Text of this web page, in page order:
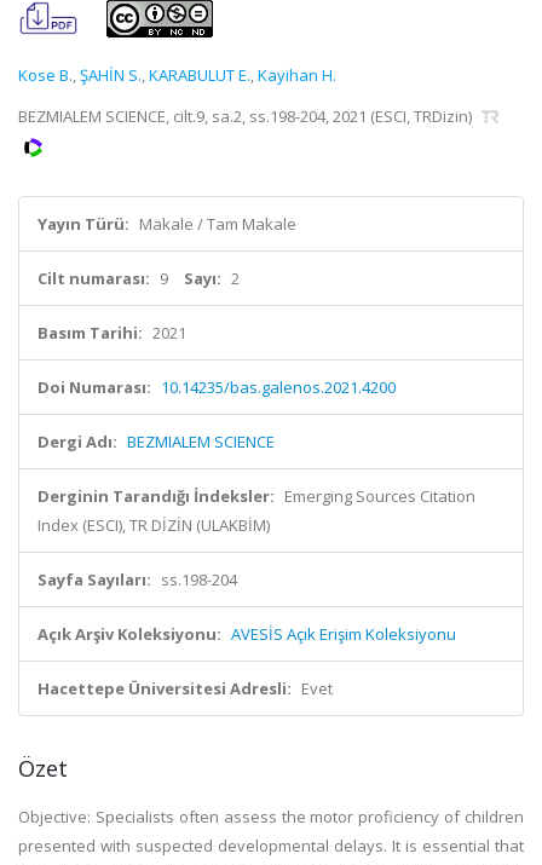
Kose B.,ŞAHİN S.,KARABULUT E.,Kayihan H.
BEZMIALEM SCIENCE, cilt.9, sa.2, ss.198-204, 2021 (ESCI, TRDizin)
Yayın Türü: Makale / Tam Makale
Cilt numarası: 9 Sayı: 2
Basım Tarihi: 2021
Doi Numarası: 10.14235/bas.galenos.2021.4200
Dergi Adı: BEZMIALEM SCIENCE
Derginin Tarandığı İndeksler: Emerging Sources Citation
Index (ESCI), TR DİZİN (ULAKBİM)
Sayfa Sayıları: ss.198-204
Açık Arşiv Koleksiyonu: AVESİS Açık Erişim Koleksiyonu
Hacettepe Üniversitesi Adresli: Evet
Özet
Objective: Specialists often assess the motor proficiency of children
presented with suspected developmental delays. It is essential that